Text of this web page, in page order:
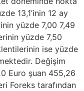
13,1’inin 12 ay
yüzde 7,00 7,49
yüzde 7,50
ise yüzde
Değişim
Euro şuan 455,26
Foreks tarafından